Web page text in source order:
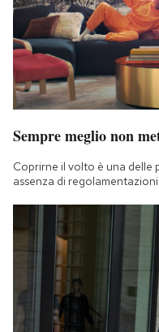
Sempre meglio non
Coprirne il volto è una delle
assenza di regolamentazioni